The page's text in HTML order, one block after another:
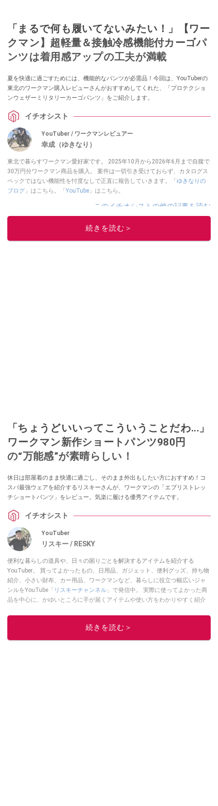
「まるで何も履いてないみたい！」【ワー
クマン】超軽量＆接触冷感機能付カーゴパ
ンツは着用感アップの工夫が満載
夏を快適に過ごすためには、機能的なパンツが必需品！今回は、YouTuberの
東北のワークマン購入レビューさんがおすすめしてくれた、「プロテクショ
ンウェザーミリタリーカーゴパンツ」をご紹介します。
イチオシスト
YouTuber / ワークマンレビュアー
幸成（ゆきなり）
東北で暮らすワークマン愛好家です。 2025年10月から2026年6月まで自腹で
30万円分ワークマン商品を購入。 案件は一切引き受けておらず、カタログス
ペックではない機能性を忖度なしで正直に報告していきます。「 ゆきなりの
ブログ 」はこちら。「 YouTube 」はこちら。
このイチオシストの他の記事を読む
続きを読む＞
「ちょうどいいってこういうことだわ...」
ワークマン新作ショートパンツ980円
の“万能感”が素晴らしい！
休日は部屋着のまま快適に過ごし、そのまま外出もしたい方におすすめ！コ
スパ最強ウェアを紹介するリスキーさんが、ワークマンの「エブリストレッ
チショートパンツ」をレビュー。気楽に履ける優秀アイテムです。
イチオシスト
YouTuber
リスキー / RESKY
便利な暮らしの道具や、日々の困りごとを解決するアイテムを紹介する
YouTuber。 買ってよかったもの、日用品、ガジェット、便利グッズ、持ち物
紹介、小さい財布、カー用品、ワークマンなど、暮らしに役立つ幅広いジャ
ンルをYouTube「 リスキーチャンネル 」で発信中。 実際に使ってよかった商
品を中心に、かゆいところに手が届くアイテムや使い方をわかりやすく紹介
このイチオシストの他の記事を読む
続きを読む＞